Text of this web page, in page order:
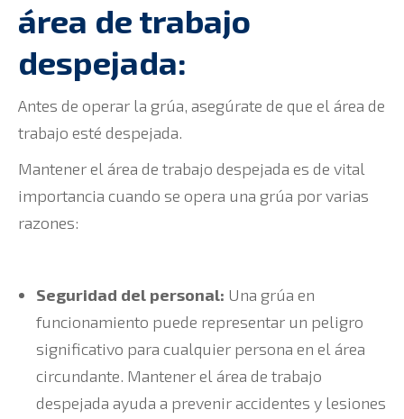
área de trabajo
despejada:
Antes de operar la grúa, asegúrate de que el área de
trabajo esté despejada.
Mantener el área de trabajo despejada es de vital
importancia cuando se opera una grúa por varias
razones:
Seguridad del personal: Una grúa en
funcionamiento puede representar un peligro
significativo para cualquier persona en el área
circundante. Mantener el área de trabajo
despejada ayuda a prevenir accidentes y lesiones